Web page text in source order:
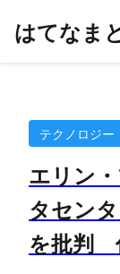
はてなま
テクノロジー
エリン
タセン
を批判